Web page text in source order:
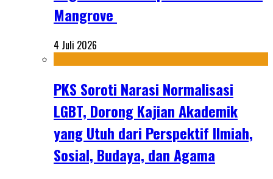
Mangrove
4 Juli 2026
PKS Soroti Narasi Normalisasi
LGBT, Dorong Kajian Akademik
yang Utuh dari Perspektif Ilmiah,
Sosial, Budaya, dan Agama